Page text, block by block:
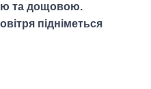
та дощовою.
підніметься